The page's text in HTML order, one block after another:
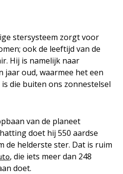
stersysteem zorgt voor
ook de leeftijd van de
Hij is namelijk naar
jaar oud, waarmee het een
die buiten ons zonnestelsel
van de planeet
doet hij 550 aardse
de helderste ster. Dat is ruim
, die iets meer dan 248
doet.